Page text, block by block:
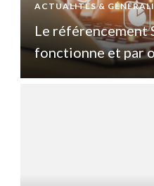
ACTUALITÉS &
Le référencement
fonctionne et par